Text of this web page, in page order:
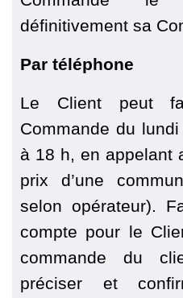
définitivement sa
Par téléphone
Le Client peut
Commande du
à 18 h, en appelant
prix d’une
selon opérateur).
compte pour le
commande du
préciser et